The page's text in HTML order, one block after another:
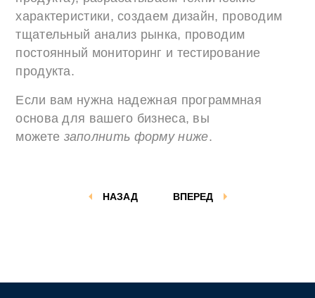
характеристики, создаем дизайн, проводим
тщательный анализ рынка, проводим
постоянный мониторинг и тестирование
продукта.
Если вам нужна надежная программная
основа для вашего бизнеса, вы
можете заполнить форму ниже.
ВПЕРЕД
НАЗАД